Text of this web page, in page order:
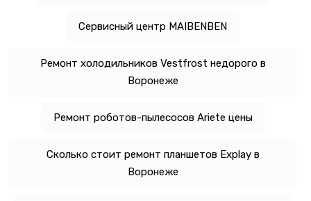
Сервисный центр MAIBENBEN
Ремонт холодильников Vestfrost недорого в
Воронеже
Ремонт роботов-пылесосов Ariete цены
Сколько стоит ремонт планшетов Explay в
Воронеже